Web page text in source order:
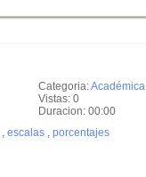
Categoria:Académica
Vistas: 0
Duracion: 00:00
, escalas , porcentajes